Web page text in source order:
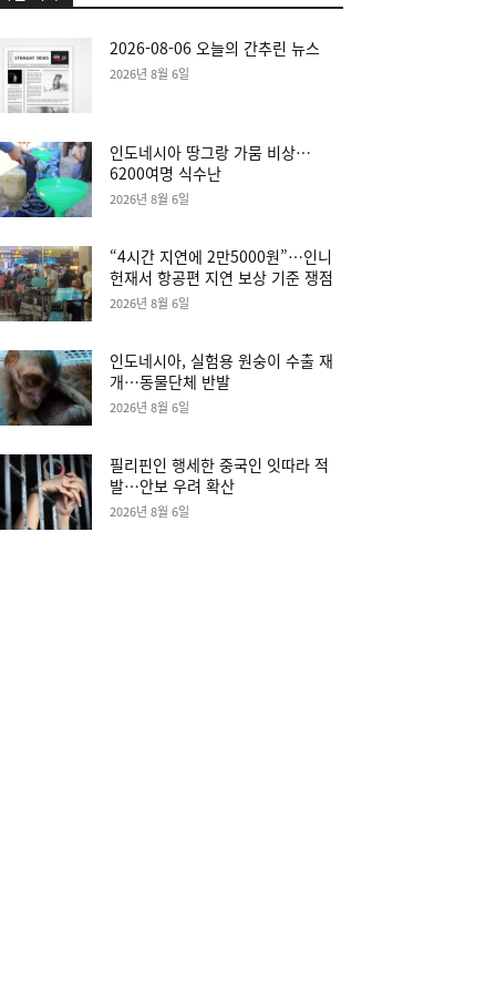
2026-08-06 오늘의 간추린 뉴스
2026년 8월 6일
인도네시아 땅그랑 가뭄 비상…
6200여명 식수난
2026년 8월 6일
“4시간 지연에 2만5000원”…인니
헌재서 항공편 지연 보상 기준 쟁점
2026년 8월 6일
인도네시아, 실험용 원숭이 수출 재
개…동물단체 반발
2026년 8월 6일
필리핀인 행세한 중국인 잇따라 적
발…안보 우려 확산
2026년 8월 6일